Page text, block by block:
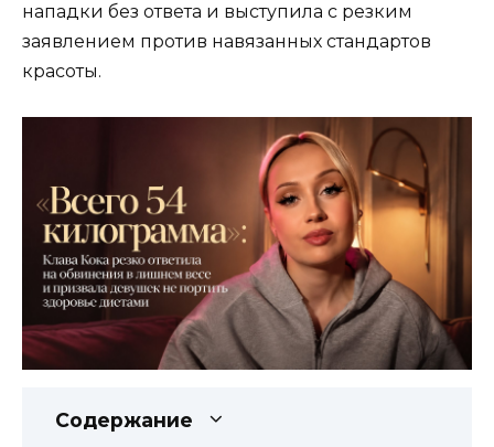
нападки без ответа и выступила с резким
заявлением против навязанных стандартов
красоты.
Содержание